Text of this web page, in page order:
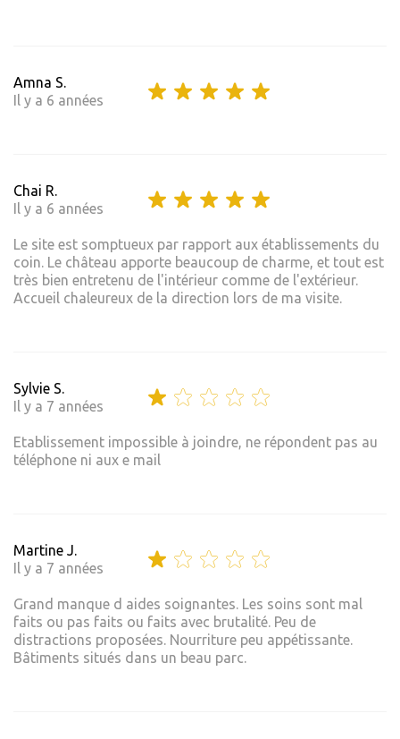
Amna S.
Il y a 6 années
Chai R.
Il y a 6 années
Le site est somptueux par rapport aux établissements du
coin. Le château apporte beaucoup de charme, et tout est
très bien entretenu de l'intérieur comme de l'extérieur.
Accueil chaleureux de la direction lors de ma visite.
Sylvie S.
Il y a 7 années
Etablissement impossible à joindre, ne répondent pas au
téléphone ni aux e mail
Martine J.
Il y a 7 années
Grand manque d aides soignantes. Les soins sont mal
faits ou pas faits ou faits avec brutalité. Peu de
distractions proposées. Nourriture peu appétissante.
Bâtiments situés dans un beau parc.